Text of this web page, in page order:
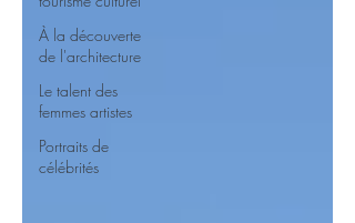
À la découverte
de l'architecture
Le talent des
femmes artistes
Portraits de
célébrités